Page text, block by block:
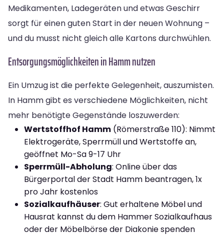
Medikamenten, Ladegeräten und etwas Geschirr
sorgt für einen guten Start in der neuen Wohnung –
und du musst nicht gleich alle Kartons durchwühlen.
Entsorgungsmöglichkeiten in Hamm nutzen
Ein Umzug ist die perfekte Gelegenheit, auszumisten.
In Hamm gibt es verschiedene Möglichkeiten, nicht
mehr benötigte Gegenstände loszuwerden:
Wertstoffhof Hamm (Römerstraße 110): Nimmt
Elektrogeräte, Sperrmüll und Wertstoffe an,
geöffnet Mo-Sa 9-17 Uhr
Sperrmüll-Abholung: Online über das
Bürgerportal der Stadt Hamm beantragen, 1x
pro Jahr kostenlos
Sozialkaufhäuser: Gut erhaltene Möbel und
Hausrat kannst du dem Hammer Sozialkaufhaus
oder der Möbelbörse der Diakonie spenden